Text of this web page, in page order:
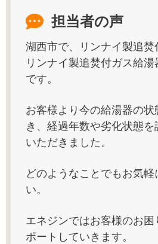
担当者の声
湖西市で、リンナイ製追焚
リンナイ製追焚付ガス給湯
です。
お客様より今の給湯器の
き、経過年数や劣化状態
いただきました。
どのようなことでもお気軽
い。
エネジンではお客様のお
ポートしていきます。